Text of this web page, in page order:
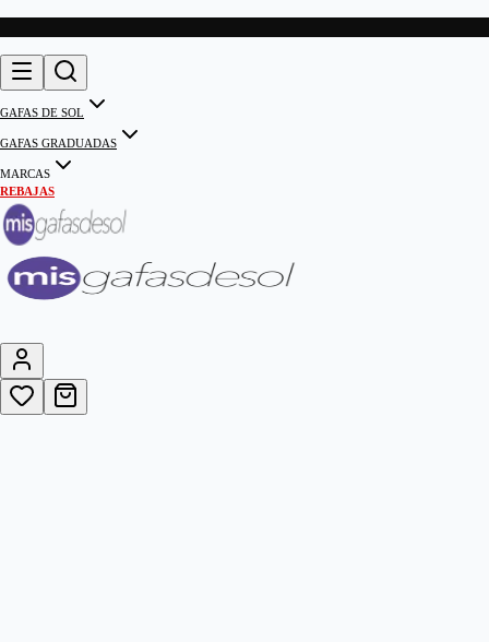
GAFAS DE SOL
GAFAS GRADUADAS
MARCAS
REBAJAS